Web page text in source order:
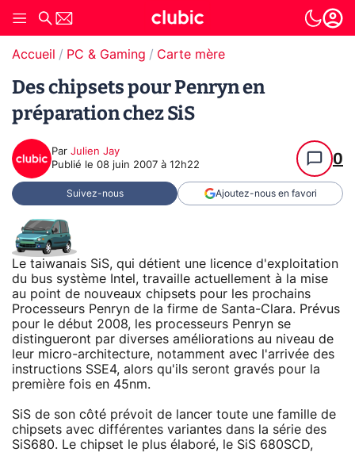
Accueil PC & Gaming Carte mère
Des chipsets pour Penryn en
préparation chez SiS
Par Julien Jay
Publié le 08 juin 2007 à 12h22 0
Suivez-nous Ajoutez-nous en favori
Le taiwanais SiS, qui détient une licence d'exploitation
du bus système Intel, travaille actuellement à la mise
au point de nouveaux chipsets pour les prochains
Processeurs Penryn de la firme de Santa-Clara. Prévus
pour le début 2008, les processeurs Penryn se
distingueront par diverses améliorations au niveau de
leur micro-architecture, notamment avec l'arrivée des
instructions SSE4, alors qu'ils seront gravés pour la
première fois en 45nm.
SiS de son côté prévoit de lancer toute une famille de
chipsets avec différentes variantes dans la série des
SiS680. Le chipset le plus élaboré, le SiS 680SCD,